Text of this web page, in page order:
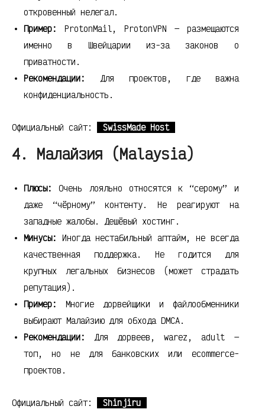
откровенный нелегал.
Пример:
ProtonMail, ProtonVPN — размещаются
именно в Швейцарии из-за законов о
приватности.
Рекомендации:
Для проектов, где важна
конфиденциальность.
Официальный сайт: SwissMade Host
4. Малайзия (Malaysia)
Плюсы:
Очень лояльно относятся к “серому” и
даже “чёрному” контенту. Не реагируют на
западные жалобы. Дешёвый хостинг.
Минусы: Иногда нестабильный аптайм, не всегда
качественная поддержка. Не годится для
крупных легальных бизнесов (может страдать
репутация).
Пример:
Многие дорвейщики и файлообменники
выбирают Малайзию для обхода DMCA.
Рекомендации:
Для дорвеев, warez, adult —
топ, но не для банковских или ecommerce-
проектов.
Официальный сайт: Shinjiru